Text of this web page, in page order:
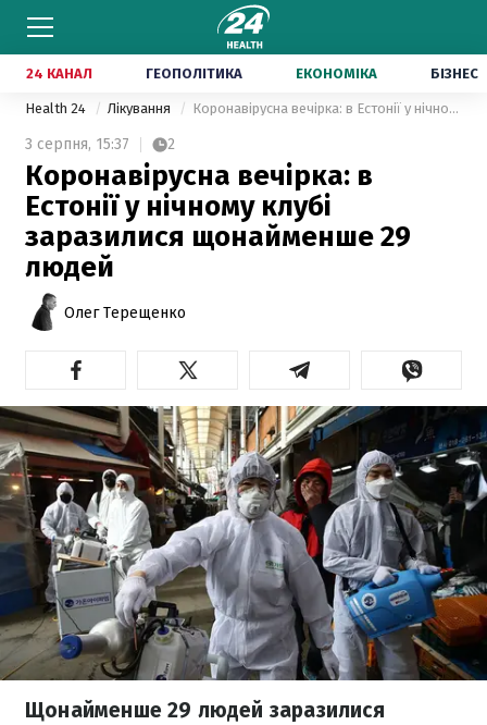
24 КАНАЛ ГЕОПОЛІТИКА ЕКОНОМІКА БІЗНЕС
Health 24 Лікування Коронавірусна вечірка: в Естонії у нічному клубі заразилися щонайменше 29 людей
3 серпня, 15:37 2
Коронавірусна вечірка: в
Естонії у нічному клубі
заразилися щонайменше 29
людей
Олег Терещенко
Щонайменше 29 людей заразилися